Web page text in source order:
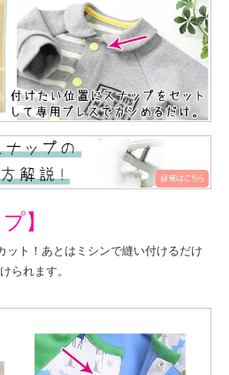
】
ット！あとはミシンで縫い付けるだけ
られます。